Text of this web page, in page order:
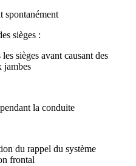
spontanément
sièges :
sièges avant causant des
jambes
la conduite
du rappel du système
frontal